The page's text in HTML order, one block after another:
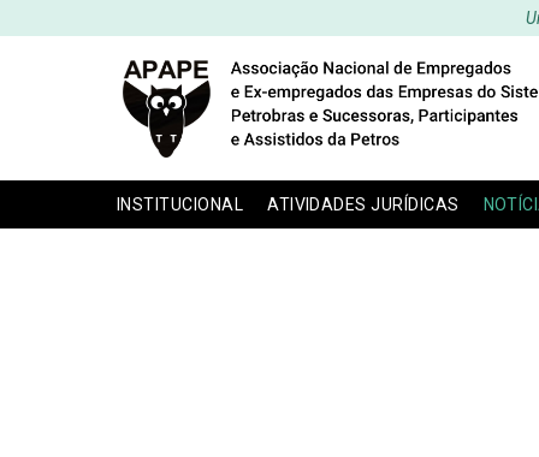
INSTITUCIONAL ATIVIDADES JURÍDICAS